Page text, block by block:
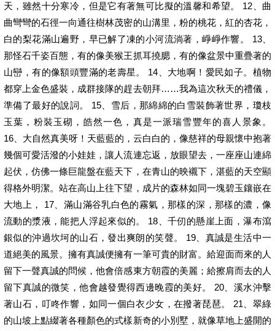
天，雖然十分寒冷，但是它有著無可比擬的溫馨和希望。 12、曲
曲彎彎的石徑一向通往樹林茂密的山溝里，粉的桃花，紅的杏花，
白的梨花滿山遍野，早已解了凍的小河流淌著，崢崢作響。 13、
那怪石千姿百態，有的像美猴王抓耳撓腮，有的像盆景中重疊著的
山巒，有的像額頭豐滿的老壽星。 14、大地啊！愛民如子。植物
都穿上金色盛裝，成群接隊的趕去朝拜……我為這次秋天的禮儀，
準備了最好的說詞。 15、雪后，那綿綿的白雪裝飾著世界，瓊枝
玉葉，粉裝玉砌，皓然一色，真是一派瑞雪豐年的喜人景象。
16、大自然真美呀！天藍藍的，云白白的，像慈祥的母親懷中抱著
幾個可愛活潑的小娃娃，讓人流連忘返，放眼望去，一座座山連綿
起伏，仿佛一條巨龍盤在藍天下，在青山的映襯下，湛藍的天空顯
得格外明潔。站在高山上往下望，成片的森林如同一塊碧玉鑲嵌在
大地上， 17、滿山滿谷乳白色的霧氣，那樣的深，那樣的濃，像
流動的漿液，能把人浮起來似的。 18、千仞的懸崖上面，瀑布瀉
銀似的沖過坎坷的山石，發出爽朗的笑聲。 19、真誠是生活中一
道絕美的風景。擁有真誠便擁有一筆可貴的財富。給迎面而來的人
留下一聲真誠的問候，他會倍感東方朝霞的美麗；給擦肩而去的人
留下真誠的微笑，他會越發覺得西邊晚霞的美好。 20、溪水沖擊
著山石，叮咚作響，如同一個白衣少女，在撥著琵琶。 21、翠綠
的山坡上點綴著各種顏色的式樣新奇的小別墅，就像草地上盛開的